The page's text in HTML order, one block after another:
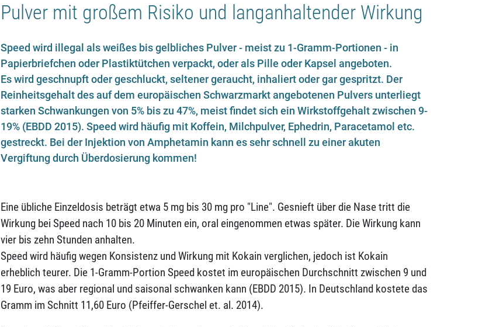
Pulver mit großem Risiko und langanhaltender Wirkung
Speed wird illegal als weißes bis gelbliches Pulver - meist zu 1-Gramm-Portionen - in
Papierbriefchen oder Plastiktütchen verpackt, oder als Pille oder Kapsel angeboten.
Es wird geschnupft oder geschluckt, seltener geraucht, inhaliert oder gar gespritzt. Der
Reinheitsgehalt des auf dem europäischen Schwarzmarkt angebotenen Pulvers unterliegt
starken Schwankungen von 5% bis zu 47%, meist findet sich ein Wirkstoffgehalt zwischen 9-
19% (EBDD 2015). Speed wird häufig mit Koffein, Milchpulver, Ephedrin, Paracetamol etc.
gestreckt. Bei der Injektion von Amphetamin kann es sehr schnell zu einer akuten
Vergiftung durch Überdosierung kommen!
Eine übliche Einzeldosis beträgt etwa 5 mg bis 30 mg pro "Line". Gesnieft über die Nase tritt die
Wirkung bei Speed nach 10 bis 20 Minuten ein, oral eingenommen etwas später. Die Wirkung kann
vier bis zehn Stunden anhalten.
Speed wird häufig wegen Konsistenz und Wirkung mit Kokain verglichen, jedoch ist Kokain
erheblich teurer. Die 1-Gramm-Portion Speed kostet im europäischen Durchschnitt zwischen 9 und
19 Euro, was aber regional und saisonal schwanken kann (EBDD 2015). In Deutschland kostete das
Gramm im Schnitt 11,60 Euro (Pfeiffer-Gerschel et. al. 2014).